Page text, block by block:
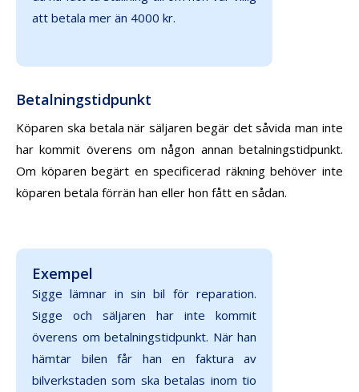
att betala mer än 4000 kr.
Betalningstidpunkt
Köparen ska betala när säljaren begär det såvida man inte
har kommit överens om någon annan betalningstidpunkt.
Om köparen begärt en specificerad räkning behöver inte
köparen betala förrän han eller hon fått en sådan.
Exempel
Sigge lämnar in sin bil för reparation.
Sigge och säljaren har inte kommit
överens om betalningstidpunkt. När han
hämtar bilen får han en faktura av
bilverkstaden som ska betalas inom tio